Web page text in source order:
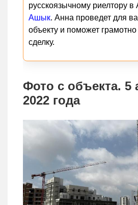
русскоязычному риелтору в
Ашык. Анна проведет для
объекту и поможет
сделку.
Фото с объекта. 5
2022 года